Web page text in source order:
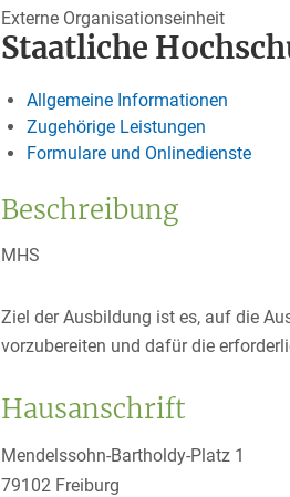
Externe Organisationseinheit
Staatliche
Allgemeine Informationen
Zugehörige Leistungen
Formulare und Onlinedienste
Beschreibung
MHS
Ziel der Ausbildung ist es, auf die
vorzubereiten und dafür die
Hausanschrift
Mendelssohn-Bartholdy-Platz 1
79102 Freiburg